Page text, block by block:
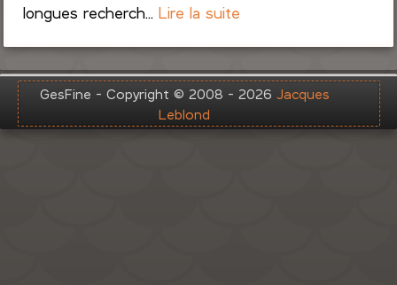
longues recherch...Lire la suite
GesFine - Copyright © 2008 - 2026 Jacques
Leblond